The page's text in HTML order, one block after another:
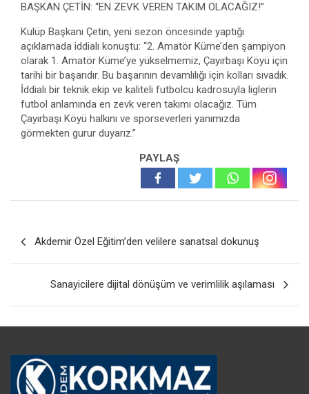
BAŞKAN ÇETİN: “EN ZEVK VEREN TAKIM OLACAĞIZ!”
Kulüp Başkanı Çetin, yeni sezon öncesinde yaptığı
açıklamada iddialı konuştu: “2. Amatör Küme’den şampiyon
olarak 1. Amatör Küme’ye yükselmemiz, Çayırbaşı Köyü için
tarihi bir başarıdır. Bu başarının devamlılığı için kolları sıvadık.
İddialı bir teknik ekip ve kaliteli futbolcu kadrosuyla liglerin
futbol anlamında en zevk veren takımı olacağız. Tüm
Çayırbaşı Köyü halkını ve sporseverleri yanımızda
görmekten gurur duyarız.”
PAYLAŞ
Akdemir Özel Eğitim’den velilere sanatsal dokunuş
Sanayicilere dijital dönüşüm ve verimlilik aşılaması